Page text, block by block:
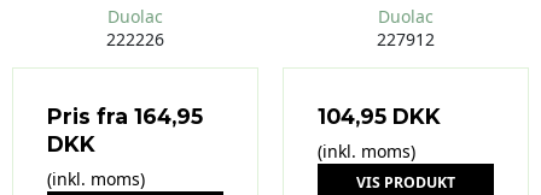
Duolac
222226
Pris fra 164,95
DKK
(inkl. moms)
Duolac
227912
104,95 DKK
(inkl. moms)
VIS PRODUKT